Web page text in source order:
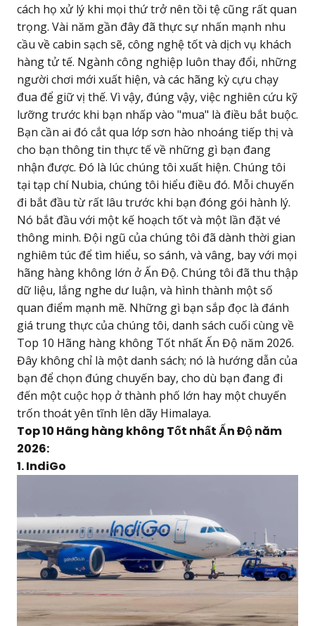
cách họ xử lý khi mọi thứ trở nên tồi tệ cũng rất quan
trọng. Vài năm gần đây đã thực sự nhấn mạnh nhu
cầu về cabin sạch sẽ, công nghệ tốt và dịch vụ khách
hàng tử tế. Ngành công nghiệp luôn thay đổi, những
người chơi mới xuất hiện, và các hãng kỳ cựu chạy
đua để giữ vị thế. Vì vậy, đúng vậy, việc nghiên cứu kỹ
lưỡng trước khi bạn nhấp vào "mua" là điều bắt buộc.
Bạn cần ai đó cắt qua lớp sơn hào nhoáng tiếp thị và
cho bạn thông tin thực tế về những gì bạn đang
nhận được. Đó là lúc chúng tôi xuất hiện. Chúng tôi
tại tạp chí Nubia, chúng tôi hiểu điều đó. Mỗi chuyến
đi bắt đầu từ rất lâu trước khi bạn đóng gói hành lý.
Nó bắt đầu với một kế hoạch tốt và một lần đặt vé
thông minh. Đội ngũ của chúng tôi đã dành thời gian
nghiêm túc để tìm hiểu, so sánh, và vâng, bay với mọi
hãng hàng không lớn ở Ấn Độ. Chúng tôi đã thu thập
dữ liệu, lắng nghe dư luận, và hình thành một số
quan điểm mạnh mẽ. Những gì bạn sắp đọc là đánh
giá trung thực của chúng tôi, danh sách cuối cùng về
Top 10 Hãng hàng không Tốt nhất Ấn Độ năm 2026.
Đây không chỉ là một danh sách; nó là hướng dẫn của
bạn để chọn đúng chuyến bay, cho dù bạn đang đi
đến một cuộc họp ở thành phố lớn hay một chuyến
trốn thoát yên tĩnh lên dãy Himalaya.
Top 10 Hãng hàng không Tốt nhất Ấn Độ năm
2026:
1. IndiGo